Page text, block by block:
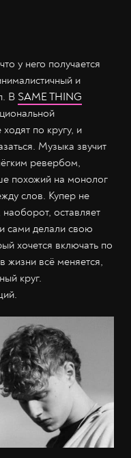
у него получается
и
В SAME THING
по кругу, и
Музыка звучит
ревербом,
похожий на монолог
слов. Купер не
оставляет
сами делали свою
хочется включать по
жизни всё меняется,
круг.